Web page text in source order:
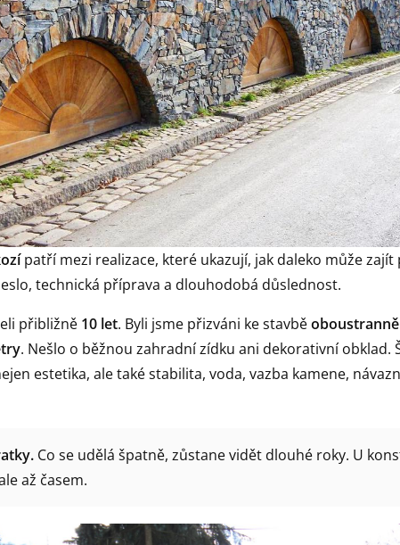
patří mezi realizace, které ukazují, jak daleko může
technická příprava a dlouhodobá důslednost.
přibližně 10 let. Byli jsme přizváni ke stavbě
. Nešlo o běžnou zahradní zídku ani dekorativní obklad.
estetika, ale také stabilita, voda, vazba kamene,
Co se udělá špatně, zůstane vidět dlouhé roky. U
až časem.